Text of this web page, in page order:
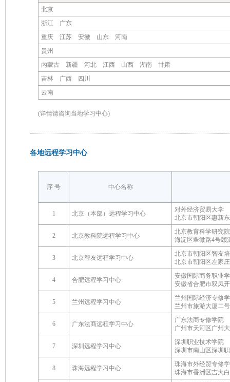
北京
浙江 广东
重庆 江苏 安徽 山东 河南
贵州
内蒙古 新疆 河北 江西 山西 湖南 甘肃
吉林 广西 四川
云南
(详情请咨询当地学习中心)
各地远程学习中心
序 号 中心名称
1 北京（本部）远程学习中心
对外经济贸易大学
北京市朝阳区惠新
2 北京教科院远程学习中心
北京教育科学研究
海淀区翠微路4号颐
3 北京智友远程学习中心
北京市朝阳区智友
北京市朝阳区左家
4 合肥远程学习中心
安徽国际商务职业
安徽省合肥市双凤
5 兰州远程学习中心
兰州国际经济专修
兰州市旅游大厦二
6 广东法商远程学习中心
广东法商专修学院
广州市天河区广州
7 深圳远程学习中心
深圳职业技术学院
深圳市南山区深圳
8 珠海远程学习中心
珠海市外经贸专修
珠海市香洲区吉大